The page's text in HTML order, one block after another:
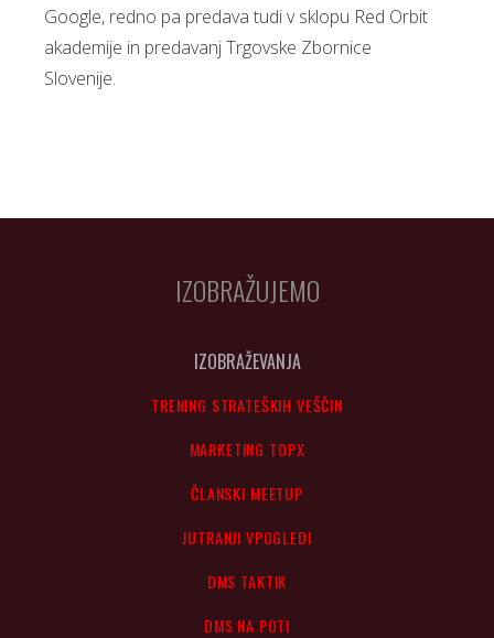
Google, redno pa predava tudi v sklopu Red Orbit
akademije in predavanj Trgovske Zbornice
Slovenije.
IZOBRAŽUJEMO
IZOBRAŽEVANJA
TRENING STRATEŠKIH VEŠČIN
MARKETING TOPX
ČLANSKI MEETUP
JUTRANJI VPOGLEDI
DMS TAKTIK
DMS NA POTI